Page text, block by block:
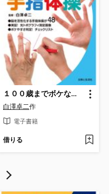
１００歳までボケない手指体操
白澤卓二作
電子書籍
借りる